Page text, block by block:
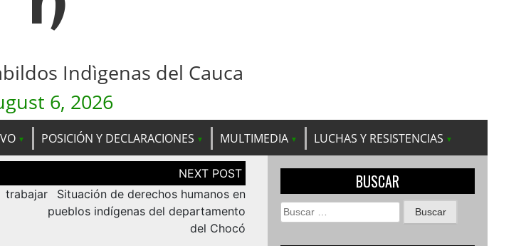
Indìgenas del Cauca
6, 2026
POSICIÓN Y DECLARACIONES MULTIMEDIA LUCHAS Y RESISTENCIAS
Situación de derechos humanos en
pueblos indígenas del departamento
del Chocó
BUSCAR
Buscar: